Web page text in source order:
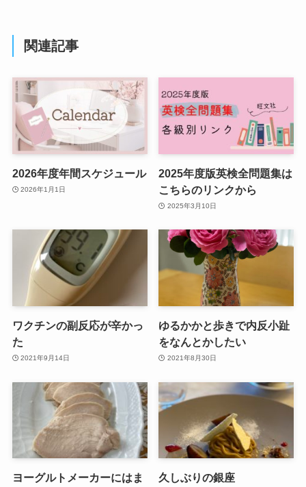
関連記事
2026年度年間スケジュール
2026年1月1日
2025年度版英検全問題集は
こちらのリンクから
2025年3月10日
ワクチンの副反応が辛かっ
た
2021年9月14日
ゆるかかと歩きで内反小趾
をなんとかしたい
2021年8月30日
ヨーグルトメーカーにはま
久しぶりの銀座